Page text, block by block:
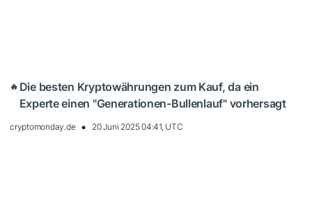
🔥 Die besten Kryptowährungen zum Kauf, da ein
Experte einen "Generationen-Bullenlauf" vorhersagt
cryptomonday.de 20 Juni 2025 04:41, UTC